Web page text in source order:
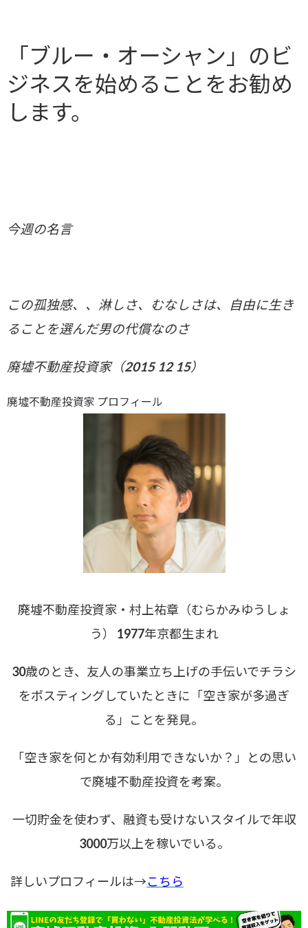
「ブルー・オーシャン」のビ
ジネスを始めることをお勧め
します。
今週の名言
この孤独感、、淋しさ、むなしさは、自由に生き
ることを選んだ男の代償なのさ
廃墟不動産投資家（2015 12 15）
廃墟不動産投資家 プロフィール
廃墟不動産投資家・村上祐章（むらかみゆうしょ
う） 1977年京都生まれ
30歳のとき、友人の事業立ち上げの手伝いでチラシ
をポスティングしていたときに「空き家が多過ぎ
る」ことを発見。
「空き家を何とか有効利用できないか？」との思い
で廃墟不動産投資を考案。
一切貯金を使わず、融資も受けないスタイルで年収
3000万以上を稼いでいる。
詳しいプロフィールは→こちら